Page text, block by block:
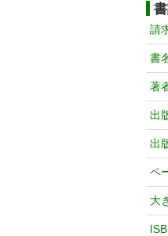
請
書
著
出
出
ペ
大